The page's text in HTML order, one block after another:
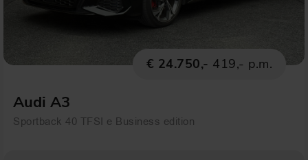
€ 24.750,- 419,- p.m.
Audi A3
Sportback 40 TFSI e Business edition